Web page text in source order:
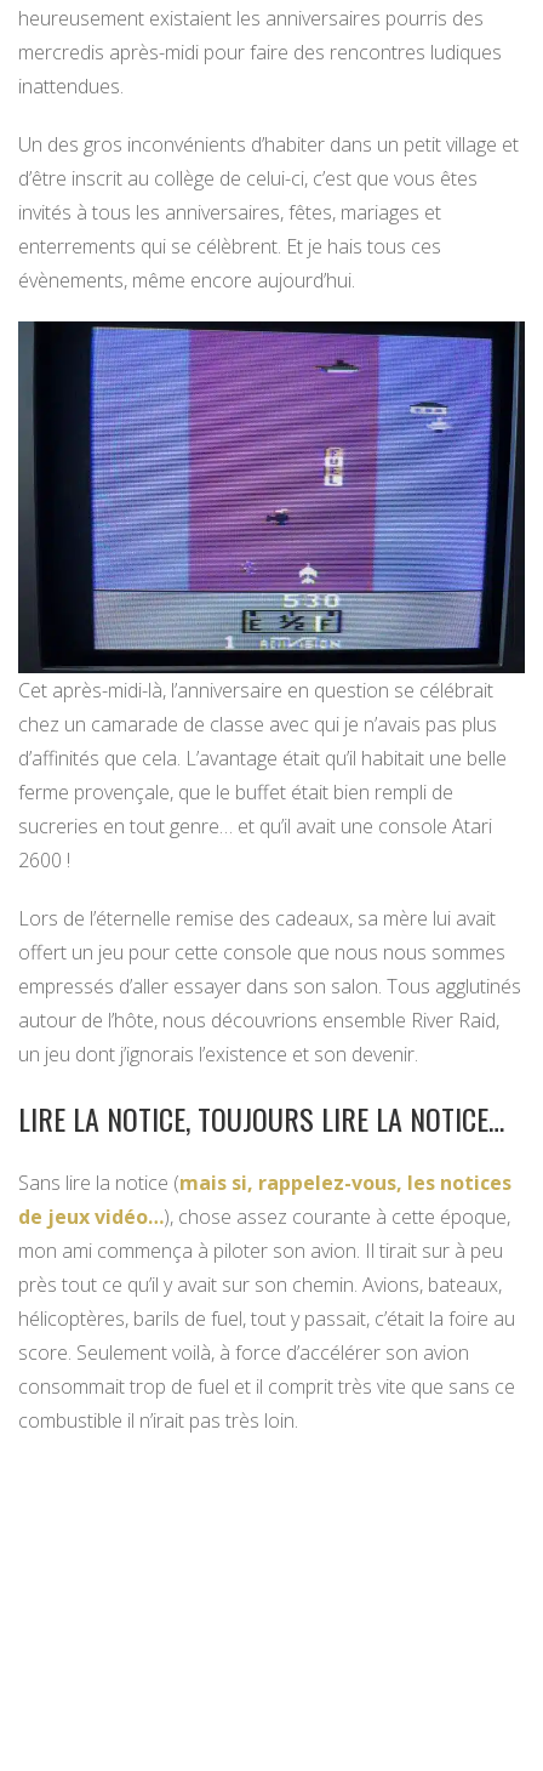
heureusement existaient les anniversaires pourris des
mercredis après-midi pour faire des rencontres ludiques
inattendues.
Un des gros inconvénients d’habiter dans un petit village et
d’être inscrit au collège de celui-ci, c’est que vous êtes
invités à tous les anniversaires, fêtes, mariages et
enterrements qui se célèbrent. Et je hais tous ces
évènements, même encore aujourd’hui.
Cet après-midi-là, l’anniversaire en question se célébrait
chez un camarade de classe avec qui je n’avais pas plus
d’affinités que cela. L’avantage était qu’il habitait une belle
ferme provençale, que le buffet était bien rempli de
sucreries en tout genre… et qu’il avait une console Atari
2600 !
Lors de l’éternelle remise des cadeaux, sa mère lui avait
offert un jeu pour cette console que nous nous sommes
empressés d’aller essayer dans son salon. Tous agglutinés
autour de l’hôte, nous découvrions ensemble River Raid,
un jeu dont j’ignorais l’existence et son devenir.
LIRE LA NOTICE, TOUJOURS LIRE LA NOTICE…
Sans lire la notice (mais si, rappelez-vous, les notices
de jeux vidéo…), chose assez courante à cette époque,
mon ami commença à piloter son avion. Il tirait sur à peu
près tout ce qu’il y avait sur son chemin. Avions, bateaux,
hélicoptères, barils de fuel, tout y passait, c’était la foire au
score. Seulement voilà, à force d’accélérer son avion
consommait trop de fuel et il comprit très vite que sans ce
combustible il n’irait pas très loin.